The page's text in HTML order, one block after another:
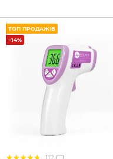
ТОП ПРОДАЖІВ
−14%